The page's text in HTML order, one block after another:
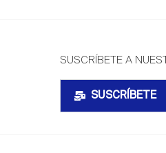
SUSCRÍBETE A
SUSCRÍBETE